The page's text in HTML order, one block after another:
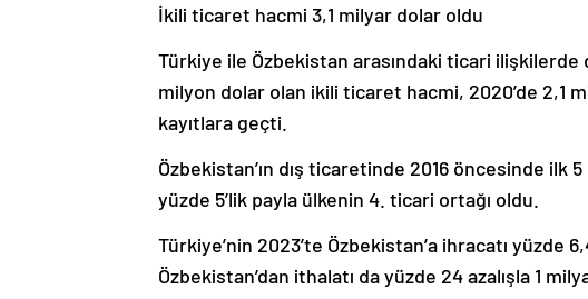
İkili ticaret hacmi 3,1 milyar dolar oldu
Türkiye ile Özbekistan arasındaki ticari ilişkilerde
milyon dolar olan ikili ticaret hacmi, 2020’de 2,1
kayıtlara geçti.
Özbekistan’ın dış ticaretinde 2016 öncesinde ilk
yüzde 5’lik payla ülkenin 4. ticari ortağı oldu.
Türkiye’nin 2023’te Özbekistan’a ihracatı yüzde
Özbekistan’dan ithalatı da yüzde 24 azalışla 1